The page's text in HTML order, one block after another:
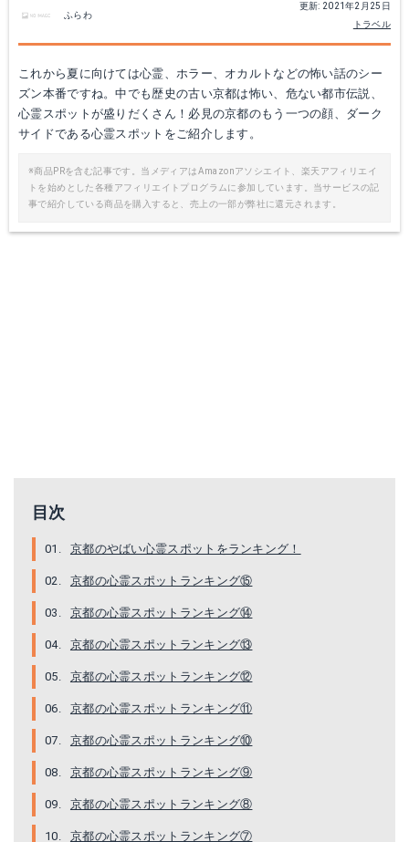
更新: 2021年2月25日
トラベル
ふらわ
これから夏に向けては心霊、ホラー、オカルトなどの怖い話のシー
ズン本番ですね。中でも歴史の古い京都は怖い、危ない都市伝説、
心霊スポットが盛りだくさん！必見の京都のもう一つの顔、ダーク
サイドである心霊スポットをご紹介します。
※商品PRを含む記事です。当メディアはAmazonアソシエイト、楽天アフィリエイ
トを始めとした各種アフィリエイトプログラムに参加しています。当サービスの記
事で紹介している商品を購入すると、売上の一部が弊社に還元されます。
目次
京都のやばい心霊スポットをランキング！
京都の心霊スポットランキング⑮
京都の心霊スポットランキング⑭
京都の心霊スポットランキング⑬
京都の心霊スポットランキング⑫
京都の心霊スポットランキング⑪
京都の心霊スポットランキング⑩
京都の心霊スポットランキング⑨
京都の心霊スポットランキング⑧
京都の心霊スポットランキング⑦